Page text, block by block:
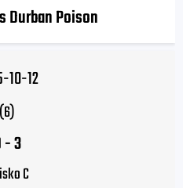
Durban Poison
10-12
(6)
-3
C